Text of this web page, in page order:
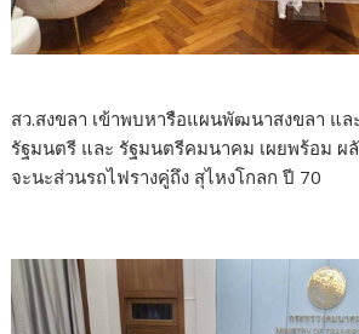
สว.สงขลา เข้าพบหารือแผนพัฒนาสงขลา แล
รัฐมนตรี และ รัฐมนตรีคมนาคม เผยพร้อม
จะนะส่วนรถไฟรางคู่ถึง สุไหงโกลก ปี 70